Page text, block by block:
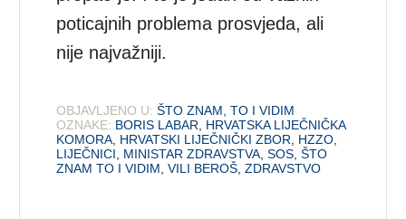
poticajnih problema prosvjeda, ali
nije najvažniji.
OBJAVLJENO U: ŠTO ZNAM, TO I VIDIM
OZNAKE: BORIS LABAR
HRVATSKA LIJEČNIČKA
KOMORA HRVATSKI LIJEČNIČKI ZBOR HZZO
LIJEČNICI
MINISTAR ZDRAVSTVA ,SOS ,ŠTO
ZNAM TO I VIDIM ,VILI BEROŠ ,ZDRAVSTVO